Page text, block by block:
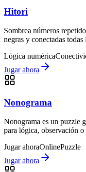
Hitori
Sombrea números
negras y conectadas todas
Lógica numérica
Jugar ahora
Nonograma
Nonograma es un puzzle
para lógica, observación o
Jugar ahoraOnlinePuzzle
Jugar ahora